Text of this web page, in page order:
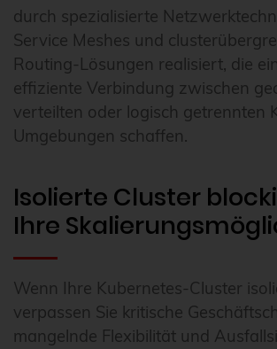
durch spezialisierte
Service Meshes und
Routing-Lösungen realisiert, die
effiziente Verbindung zwischen
verteilten oder logisch getrennten
Umgebungen schaffen.
Isolierte Cluster
Ihre
Wenn Ihre Kubernetes-Cluster
verpassen Sie kritische
mangelnde Flexibilität und